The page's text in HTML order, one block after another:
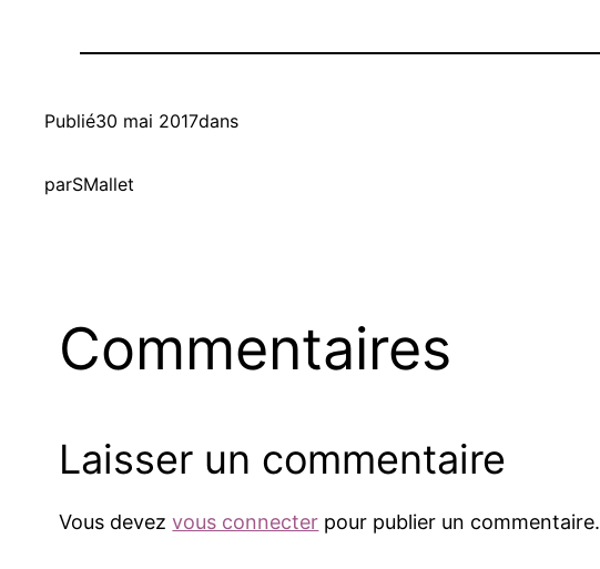
Publié30 mai 2017dans
parSMallet
Commentaires
Laisser un commentaire
Vous devezvous connecter pour publier un commentaire.